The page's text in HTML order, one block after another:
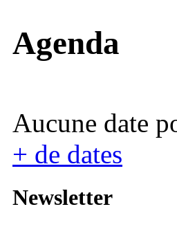
Agenda
Aucune date
+ de dates
Newsletter